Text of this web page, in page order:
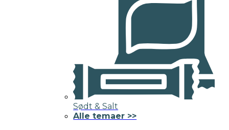
Sødt & Salt
Alle temaer >>